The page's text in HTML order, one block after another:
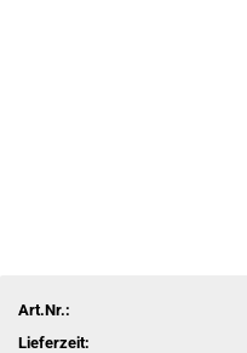
Art.Nr.:
Lieferzeit: